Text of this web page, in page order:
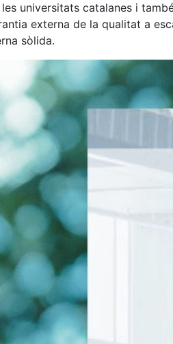
universitats catalanes i
externa de la qualitat a
sòlida.